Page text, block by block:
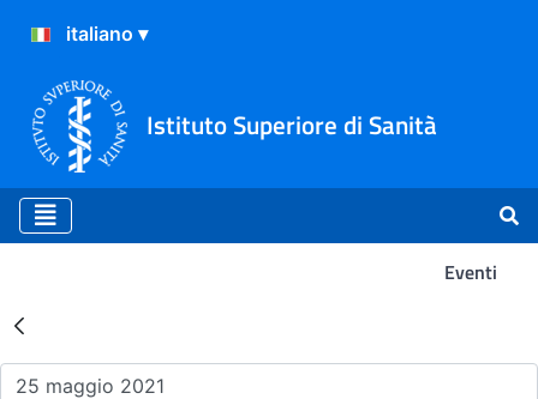
Istituto Superiore di Sanità
Eventi
Risultati della Ricerca -